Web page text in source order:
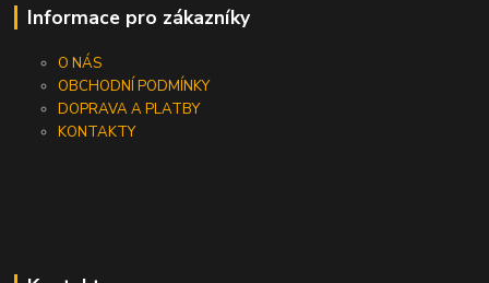
Informace pro zákazníky
O NÁS
OBCHODNÍ PODMÍNKY
DOPRAVA A PLATBY
KONTAKTY